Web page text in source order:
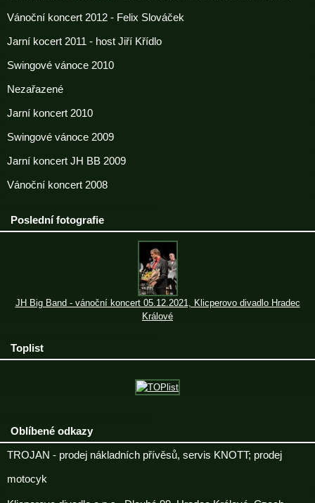
Vánoční koncert 2012 - Felix Slováček
Jarní kocert 2011 - host Jiří Křídlo
Swingové vánoce 2010
Nezařazené
Jarní koncert 2010
Swingové vánoce 2009
Jarní koncert JH BB 2009
Vánoční koncert 2008
Poslední fotografie
JH Big Band - vánoční koncert 05.12.2021, Klicperovo divadlo Hradec
Králové
Toplist
Oblíbené odkazy
TROJAN - prodej nákladních přívěsů, servis KNOTT; prodej
motocyk